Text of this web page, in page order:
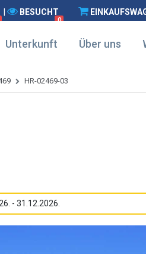
BESUCHT
0
Unterkunft Über uns
HR-02469-03
- 31.12.2026.